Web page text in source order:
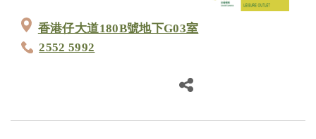
香港仔大道180B號地下G03室
2552 5992